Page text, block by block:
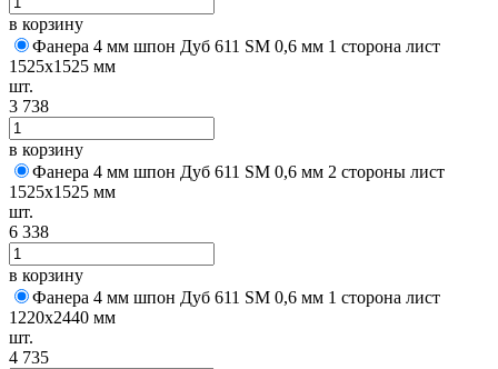
в корзину
Фанера 4 мм шпон Дуб 611 SM 0,6 мм 1 сторона лист
1525х1525 мм
шт.
3 738
в корзину
Фанера 4 мм шпон Дуб 611 SM 0,6 мм 2 стороны лист
1525х1525 мм
шт.
6 338
в корзину
Фанера 4 мм шпон Дуб 611 SM 0,6 мм 1 сторона лист
1220х2440 мм
шт.
4 735